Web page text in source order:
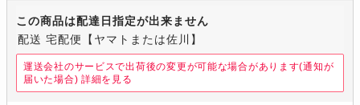
この商品は配達日指定が出来ません
配送 宅配便【ヤマトまたは佐川】
運送会社のサービスで出荷後の変更が可能な場合があります(通知が
届いた場合) 詳細を見る